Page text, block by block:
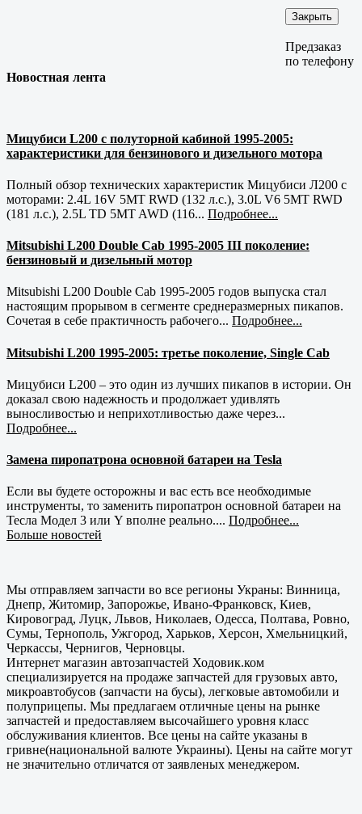
Закрыть
Предзаказ
по телефону
Новостная лента
Мицубиси L200 с полуторной кабиной 1995-2005:
характеристики для бензинового и дизельного мотора
Полный обзор технических характеристик Мицубиси Л200 с
моторами: 2.4L 16V 5MT RWD (132 л.с.), 3.0L V6 5MT RWD
(181 л.с.), 2.5L TD 5MT AWD (116... Подробнее...
Mitsubishi L200 Double Cab 1995-2005 III поколение:
бензиновый и дизельный мотор
Mitsubishi L200 Double Cab 1995-2005 годов выпуска стал
настоящим прорывом в сегменте среднеразмерных пикапов.
Сочетая в себе практичность рабочего... Подробнее...
Mitsubishi L200 1995-2005: третье поколение, Single Cab
Мицубиси L200 – это один из лучших пикапов в истории. Он
доказал свою надежность и продолжает удивлять
выносливостью и неприхотливостью даже через...
Подробнее...
Замена пиропатрона основной батареи на Tesla
Если вы будете осторожны и вас есть все необходимые
инструменты, то заменить пиропатрон основной батареи на
Тесла Модел 3 или Y вполне реально.... Подробнее...
Больше новостей
Мы отправляем запчасти во все регионы Украны: Винница,
Днепр, Житомир, Запорожье, Ивано-Франковск, Киев,
Кировоград, Луцк, Львов, Николаев, Одесса, Полтава, Ровно,
Сумы, Тернополь, Ужгород, Харьков, Херсон, Хмельницкий,
Черкассы, Чернигов, Черновцы.
Интернет магазин автозапчастей Ходовик.ком
специализируется на продаже запчастей для грузовых авто,
микроавтобусов (запчасти на бусы), легковые автомобили и
полуприцепы. Мы предлагаем отличные цены на рынке
запчастей и предоставляем высочайшего уровня класс
обслуживания клиентов. Все цены на сайте указаны в
гривне(национальной валюте Украины). Цены на сайте могут
не значительно отличатся от заявленых менеджером.